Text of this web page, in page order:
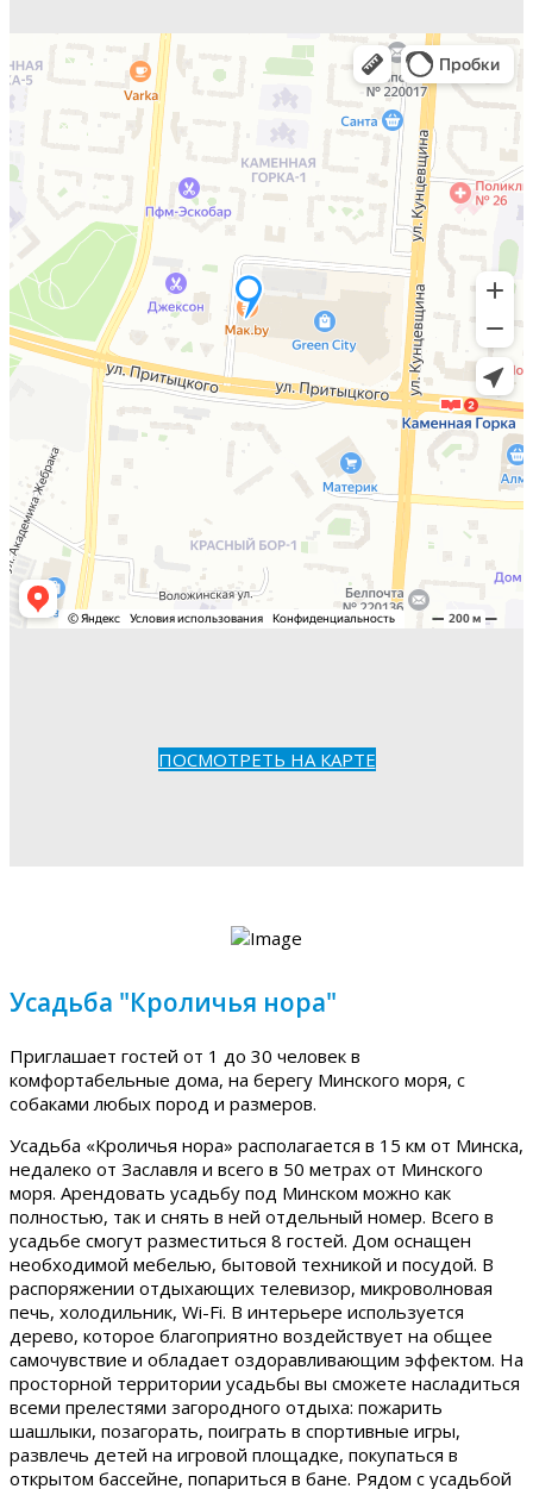
ПОСМОТРЕТЬ НА КАРТЕ
Усадьба "Кроличья нора"
Приглашает гостей от 1 до 30 человек в
комфортабельные дома, на берегу Минского моря, с
собаками любых пород и размеров.
Усадьба «Кроличья нора» располагается в 15 км от Минска,
недалеко от Заславля и всего в 50 метрах от Минского
моря. Арендовать усадьбу под Минском можно как
полностью, так и снять в ней отдельный номер. Всего в
усадьбе смогут разместиться 8 гостей. Дом оснащен
необходимой мебелью, бытовой техникой и посудой. В
распоряжении отдыхающих телевизор, микроволновая
печь, холодильник, Wi-Fi. В интерьере используется
дерево, которое благоприятно воздействует на общее
самочувствие и обладает оздоравливающим эффектом. На
просторной территории усадьбы вы сможете насладиться
всеми прелестями загородного отдыха: пожарить
шашлыки, позагорать, поиграть в спортивные игры,
развлечь детей на игровой площадке, покупаться в
открытом бассейне, попариться в бане. Рядом с усадьбой